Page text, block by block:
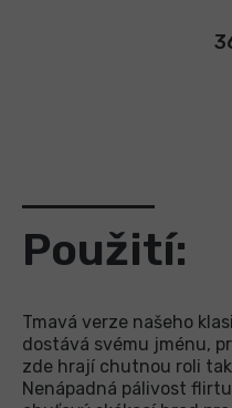
Použití:
Tmavá verze našeho
dostává svému jménu,
zde hrají chutnou roli
Nenápadná pálivost